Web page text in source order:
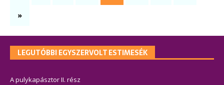
»
LEGUTÓBBI EGYSZERVOLT ESTIMESÉK
A pulykapásztor II. rész